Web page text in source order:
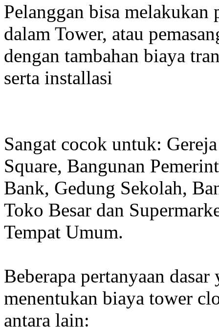
Pelanggan bisa melakukan
dalam Tower, atau
dengan tambahan biaya
serta installasi
Sangat cocok untuk:
Square, Bangunan
Bank, Gedung Sekolah,
Toko Besar dan
Tempat Umum.
Beberapa pertanyaan
menentukan biaya tower
antara lain: